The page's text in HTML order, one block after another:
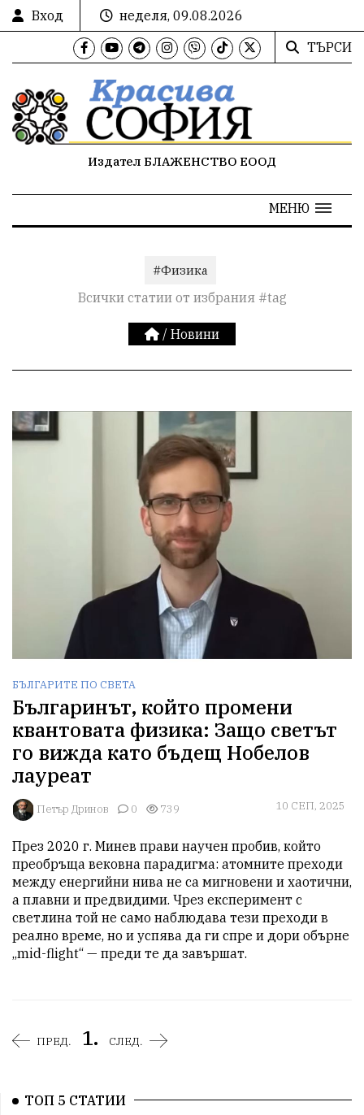
Вход
неделя, 09.08.2026
ТЪРСИ
Издател БЛАЖЕНСТВО ЕООД
МЕНЮ
#Физика
Всички статии от избрания #tag
/ Новини
БЪЛГАРИТЕ ПО СВЕТА
Българинът, който промени
квантовата физика: Защо светът
го вижда като бъдещ Нобелов
лауреат
Петър Дринов 0 739 10 СЕП, 2025
През 2020 г. Минев прави научен пробив, който
преобръща вековна парадигма: атомните преходи
между енергийни нива не са мигновени и хаотични,
а плавни и предвидими. Чрез експеримент с
светлина той не само наблюдава тези преходи в
реално време, но и успява да ги спре и дори обърне
„mid-flight“ — преди те да завършат.
ПРЕД. 1. СЛЕД.
ТОП 5 СТАТИИ